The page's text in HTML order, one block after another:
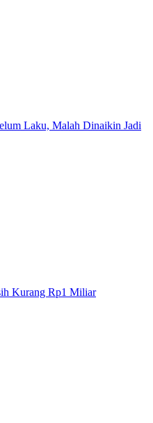
Laku, Malah Dinaikin Jadi
Kurang Rp1 Miliar